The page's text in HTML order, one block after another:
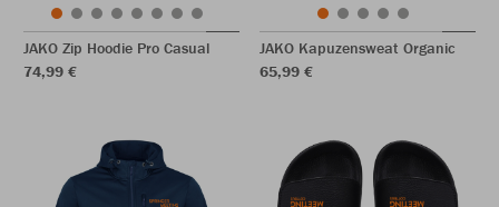
JAKO Zip Hoodie Pro Casual
74,99 €
JAKO Kapuzensweat Organic
65,99 €